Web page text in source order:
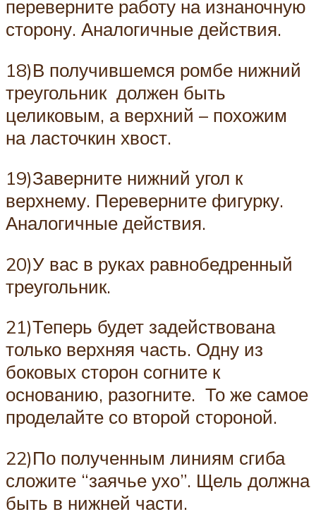
переверните работу на изнаночную
сторону. Аналогичные действия.
18)В получившемся ромбе нижний
треугольник должен быть
целиковым, а верхний – похожим
на ласточкин хвост.
19)Заверните нижний угол к
верхнему. Переверните фигурку.
Аналогичные действия.
20)У вас в руках равнобедренный
треугольник.
21)Теперь будет задействована
только верхняя часть. Одну из
боковых сторон согните к
основанию, разогните. То же самое
проделайте со второй стороной.
22)По полученным линиям сгиба
сложите “заячье ухо”. Щель должна
быть в нижней части.